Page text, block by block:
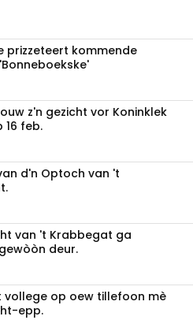
prizzeteert kommende
z'n gezicht vor Koninklek
16 feb.
d'n Optoch van 't
van 't Krabbegat ga
deur.
vollege op oew tillefoon mè
epp.